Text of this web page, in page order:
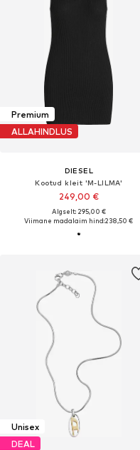
Premium
ALLAHINDLUS
DIESEL
Kootud kleit 'M-LILMA'
249,00 €
Algselt: 295,00 €
Viimane madalaim hind:238,50 €
Unisex
DEAL